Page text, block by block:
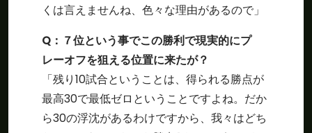
くは言えませんね、色々な理由があるので」
Q：７位という事でこの勝利で現実的にプ
レーオフを狙える位置に来たが？
「残り10試合ということは、得られる勝点が
最高30で最低ゼロということですよね。だか
ら30の浮沈があるわけですから、我々はどち